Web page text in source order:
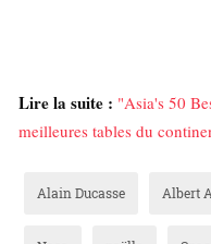
Lire la suite : "Asia's 50
meilleures tables du
Alain Ducasse Albert